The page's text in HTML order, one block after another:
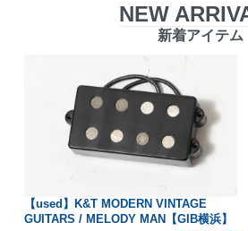
NEW
新着アイテム
【used】K&T MODERN VINTAGE
GUITARS / MELODY MAN【GIB横浜】